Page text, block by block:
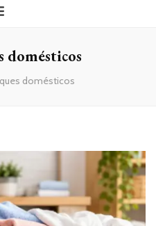
domésticos
domésticos